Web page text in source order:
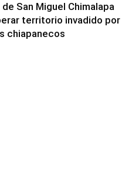
San Miguel Chimalapa
territorio invadido por
chiapanecos